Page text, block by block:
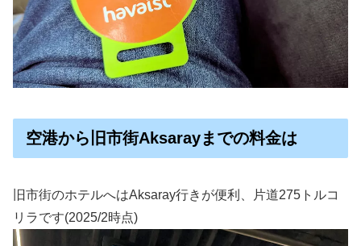
空港から旧市街Aksarayまでの料金は
旧市街のホテルへはAksaray行きが便利、片道275トルコ
リラです(2025/2時点)